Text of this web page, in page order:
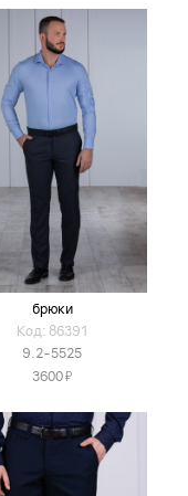
брюки
Код: 86391
9.2-5525
3600Я